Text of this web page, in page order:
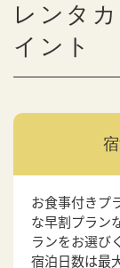
レンタ
イント
お食事付きプ
な早割プラン
ランをお選び
宿泊日数は最